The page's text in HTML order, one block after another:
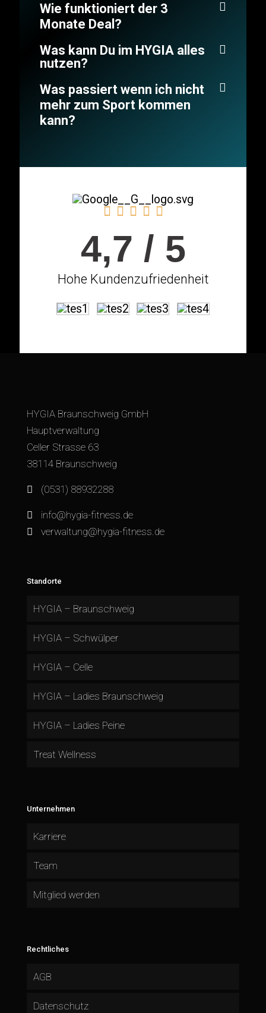
Wie funktioniert der 3
Monate Deal?
Was kann Du im HYGIA alles
nutzen?
Was passiert wenn ich nicht
mehr zum Sport kommen
kann?
4,7 / 5
Hohe Kundenzufriedenheit
HYGIA Braunschweig GmbH
Hauptverwaltung
Celler Strasse 63
38114 Braunschweig
(0531) 88932288
info@hygia-fitness.de
verwaltung@hygia-fitness.de
Standorte
HYGIA – Braunschweig
HYGIA – Schwülper
HYGIA – Celle
HYGIA – Ladies Braunschweig
HYGIA – Ladies Peine
Treat Wellness
Unternehmen
Karriere
Team
Mitglied werden
Rechtliches
AGB
Datenschutz